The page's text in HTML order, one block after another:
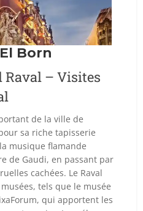
Raval – Visites
de la ville de
sa riche tapisserie
musique flamande
de Gaudi, en passant par
cachées. Le Raval
tels que le musée
qui apportent les